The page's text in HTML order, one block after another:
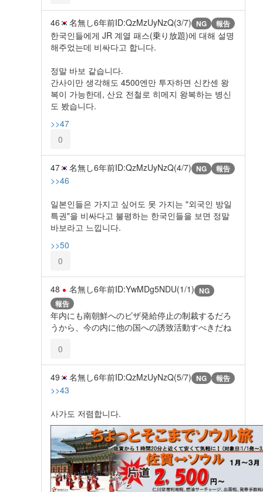
46 名無し6年前ID:QzMzUyNzQ(3/7) NG 報告
한국인들에게 JR 계열 패스(乗り放題)에 대해 설명
해주었는데 비싸다고 합니다.
정말 바보 같습니다.
간사이만 생각해도 4500엔만 투자하면 신칸센 왕
복이 가능한데, 산요 전철로 히메지 왕복하는 병신
도 봤습니다.
>>47
0
47 名無し6年前ID:QzMzUyNzQ(4/7) NG 報告
>>46
일본인들은 가지고 싶어도 못 가지는 "외국인 방일
특권"을 비싸다고 불평하는 한국인들을 보면 정말
바보라고 느낍니다.
>>50
0
48 名無し6年前ID:YwMDg5NDU(1/1) NG
報告
年内にも南朝鮮へのビザ発給停止の制裁するだろ
うから、今の内に他の国への誘致活動すべきだね
0
49 名無し6年前ID:QzMzUyNzQ(5/7) NG 報告
>>43
사가도 저렴합니다.